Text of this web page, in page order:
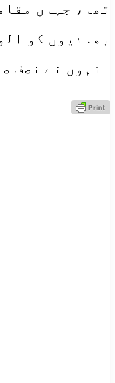
تھا، جہاں
بھائیوں کو
انہوں نے نصف